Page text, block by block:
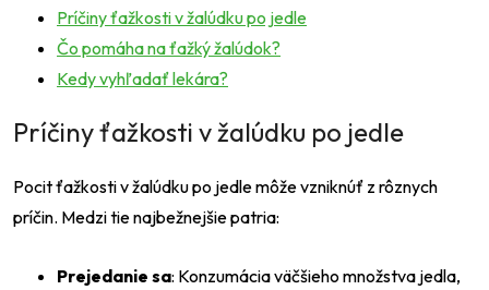
Príčiny ťažkosti v žalúdku po jedle
Čo pomáha na ťažký žalúdok?
Kedy vyhľadať lekára?
Príčiny ťažkosti v žalúdku po jedle
Pocit ťažkosti v žalúdku po jedle môže vzniknúť z rôznych
príčin. Medzi tie najbežnejšie patria:
Prejedanie sa: Konzumácia väčšieho množstva jedla,